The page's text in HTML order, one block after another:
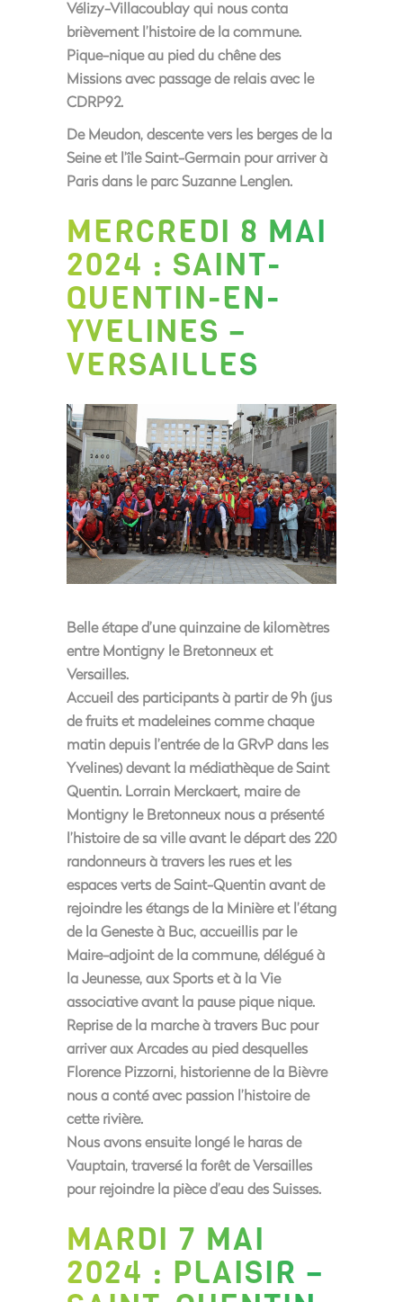
Vélizy-Villacoublay qui nous conta
brièvement l’histoire de la commune.
Pique-nique au pied du chêne des
Missions avec passage de relais avec le
CDRP92.
De Meudon, descente vers les berges de la
Seine et l’île Saint-Germain pour arriver à
Paris dans le parc Suzanne Lenglen.
MERCREDI 8 MAI
2024 : SAINT-
QUENTIN-EN-
YVELINES –
VERSAILLES
Belle étape d’une quinzaine de kilomètres
entre Montigny le Bretonneux et
Versailles.
Accueil des participants à partir de 9h (jus
de fruits et madeleines comme chaque
matin depuis l’entrée de la GRvP dans les
Yvelines) devant la médiathèque de Saint
Quentin. Lorrain Merckaert, maire de
Montigny le Bretonneux nous a présenté
l’histoire de sa ville avant le départ des 220
randonneurs à travers les rues et les
espaces verts de Saint-Quentin avant de
rejoindre les étangs de la Minière et l’étang
de la Geneste à Buc, accueillis par le
Maire-adjoint de la commune, délégué à
la Jeunesse, aux Sports et à la Vie
associative avant la pause pique nique.
Reprise de la marche à travers Buc pour
arriver aux Arcades au pied desquelles
Florence Pizzorni, historienne de la Bièvre
nous a conté avec passion l’histoire de
cette rivière.
Nous avons ensuite longé le haras de
Vauptain, traversé la forêt de Versailles
pour rejoindre la pièce d’eau des Suisses.
MARDI 7 MAI
2024 : PLAISIR –